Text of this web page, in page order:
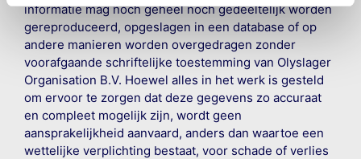
informatie mag noch geheel noch gedeeltelijk worden
gereproduceerd, opgeslagen in een database of op
andere manieren worden overgedragen zonder
voorafgaande schriftelijke toestemming van Olyslager
Organisation B.V. Hoewel alles in het werk is gesteld
om ervoor te zorgen dat deze gegevens zo accuraat
en compleet mogelijk zijn, wordt geen
aansprakelijkheid aanvaard, anders dan waartoe een
wettelijke verplichting bestaat, voor schade of verlies